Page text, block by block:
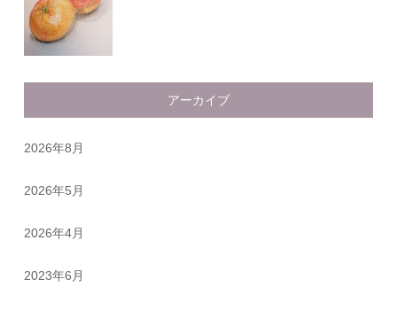
アーカイブ
2026年8月
2026年5月
2026年4月
2023年6月